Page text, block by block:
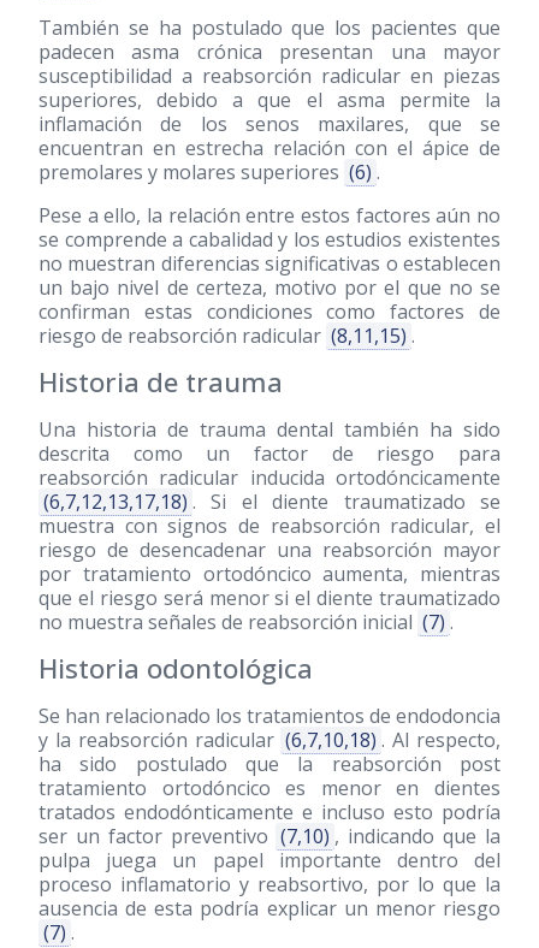
También se ha postulado que los pacientes que
padecen asma crónica presentan una mayor
susceptibilidad a reabsorción radicular en piezas
superiores, debido a que el asma permite la
inflamación de los senos maxilares, que se
encuentran en estrecha relación con el ápice de
premolares y molares superiores (6) .
Pese a ello, la relación entre estos factores aún no
se comprende a cabalidad y los estudios existentes
no muestran diferencias significativas o establecen
un bajo nivel de certeza, motivo por el que no se
confirman estas condiciones como factores de
riesgo de reabsorción radicular (8,11,15) .
Historia de trauma
Una historia de trauma dental también ha sido
descrita como un factor de riesgo para
reabsorción radicular inducida ortodóncicamente
(6,7,12,13,17,18) . Si el diente traumatizado se
muestra con signos de reabsorción radicular, el
riesgo de desencadenar una reabsorción mayor
por tratamiento ortodóncico aumenta, mientras
que el riesgo será menor si el diente traumatizado
no muestra señales de reabsorción inicial (7) .
Historia odontológica
Se han relacionado los tratamientos de endodoncia
y la reabsorción radicular (6,7,10,18) . Al respecto,
ha sido postulado que la reabsorción post
tratamiento ortodóncico es menor en dientes
tratados endodónticamente e incluso esto podría
ser un factor preventivo (7,10) , indicando que la
pulpa juega un papel importante dentro del
proceso inflamatorio y reabsortivo, por lo que la
ausencia de esta podría explicar un menor riesgo
(7) .